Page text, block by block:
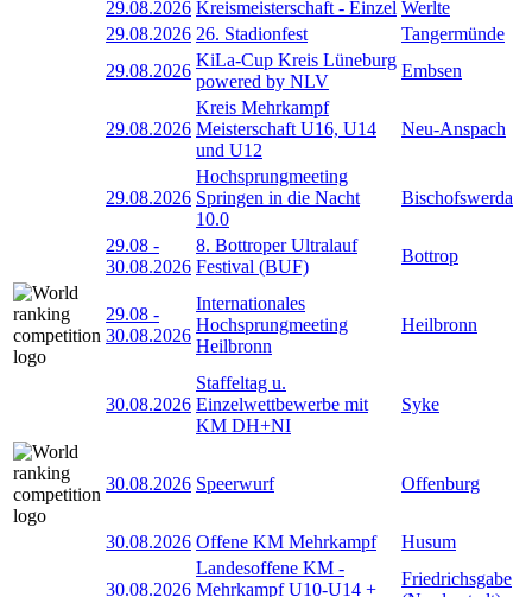
29.08.2026 Kreismeisterschaft - Einzel Werlte
29.08.2026 26. Stadionfest
Tangermünde
29.08.2026
KiLa-Cup Kreis Lüneburg
powered by NLV
Embsen
29.08.2026
Kreis Mehrkampf
Meisterschaft U16, U14
und U12
Neu-Anspach
29.08.2026
Hochsprungmeeting
Springen in die Nacht
10.0
Bischofswerda
29.08 -
30.08.2026
8. Bottroper Ultralauf
Festival (BUF)
Bottrop
29.08 -
30.08.2026
Internationales
Hochsprungmeeting
Heilbronn
Heilbronn
30.08.2026
Staffeltag u.
Einzelwettbewerbe mit
KM DH+NI
Syke
30.08.2026 Speerwurf Offenburg
30.08.2026 Offene KM Mehrkampf Husum
30.08.2026
Landesoffene KM -
Mehrkampf U10-U14 +
Friedrichsgabe